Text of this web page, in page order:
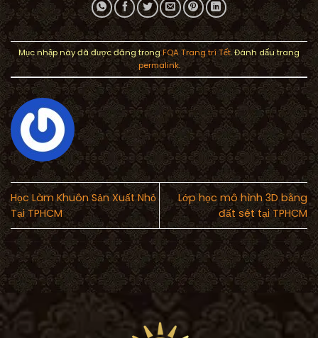
Mục nhập này đã được đăng trongFQA Trang trí Tết. Đánh dấu trang
permalink.
Học Làm Khuôn Sản Xuất Nhỏ
Tại TPHCM
Lớp học mô hình 3D bằng
đất sét tại TPHCM